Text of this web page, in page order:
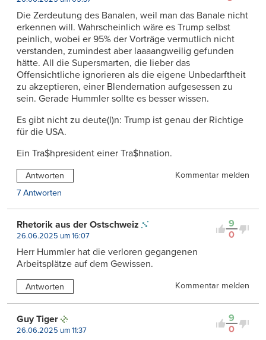
Die Zerdeutung des Banalen, weil man das Banale nicht
erkennen will. Wahrscheinlich wäre es Trump selbst
peinlich, wobei er 95% der Vorträge vermutlich nicht
verstanden, zumindest aber laaaangweilig gefunden
hätte. All die Supersmarten, die lieber das
Offensichtliche ignorieren als die eigene Unbedarftheit
zu akzeptieren, einer Blendernation aufgesessen zu
sein. Gerade Hummler sollte es besser wissen.
Es gibt nicht zu deute(l)n: Trump ist genau der Richtige
für die USA.
Ein Tra$hpresident einer Tra$hnation.
Antworten
Kommentar melden
7 Antworten
9
0
Rhetorik aus der Ostschweiz
26.06.2025 um 16:07
Herr Hummler hat die verloren gegangenen
Arbeitsplätze auf dem Gewissen.
Antworten Kommentar melden
9
0
Guy Tiger
26.06.2025 um 11:37